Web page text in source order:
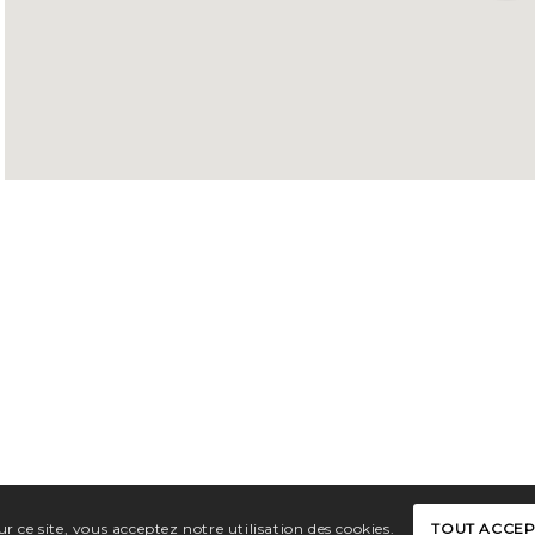
ce site, vous acceptez notre utilisation des cookies. TOUT